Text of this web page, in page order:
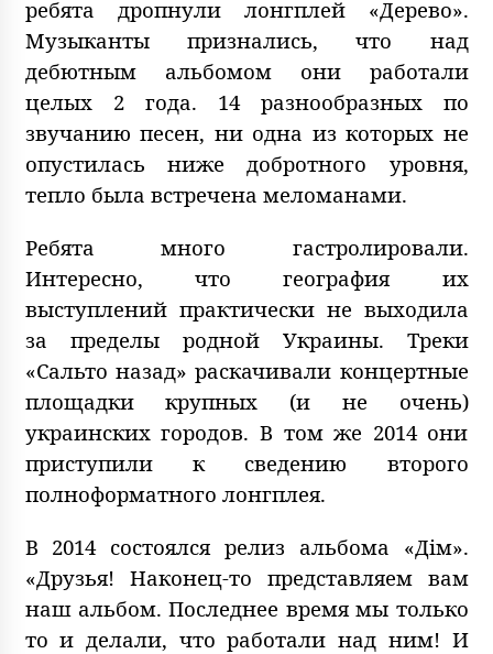
ребята дропнули лонгплей «Дерево».
Музыканты признались, что над
дебютным альбомом они работали
целых 2 года. 14 разнообразных по
звучанию песен, ни одна из которых не
опустилась ниже добротного уровня,
тепло была встречена меломанами.
Ребята много гастролировали.
Интересно, что география их
выступлений практически не выходила
за пределы родной Украины. Треки
«Сальто назад» раскачивали концертные
площадки крупных (и не очень)
украинских городов. В том же 2014 они
приступили к сведению второго
полноформатного лонгплея.
В 2014 состоялся релиз альбома «Дім».
«Друзья! Наконец-то представляем вам
наш альбом. Последнее время мы только
то и делали, что работали над ним! И